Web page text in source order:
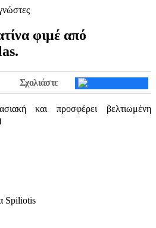
φιμέ από
Σχολιάστε
και προσφέρει βελτιωμένη
Spiliotis